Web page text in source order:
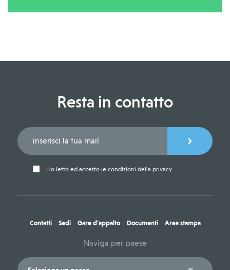
Resta in contatto
Ho letto ed accetto le condizioni della privacy
Contatti Sedi Gare d'appalto Documenti Area stampa
Naviga per paese